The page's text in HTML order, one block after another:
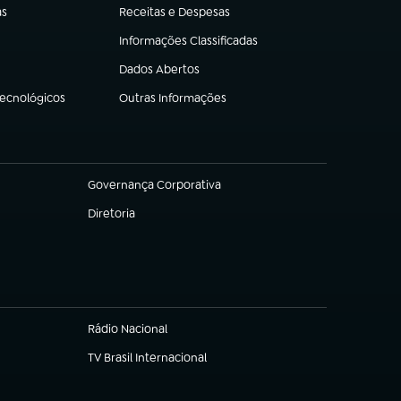
Receitas e Despesas
(abre em nova aba)
Informações Classificadas
(abre em nova aba)
Dados Abertos
(abre em nova aba)
Outras Informações
(abre em nova aba)
Governança Corporativa
(abre em nova aba)
Diretoria
(abre em nova aba)
Rádio Nacional
TV Brasil Internacional
(abre em nova aba)